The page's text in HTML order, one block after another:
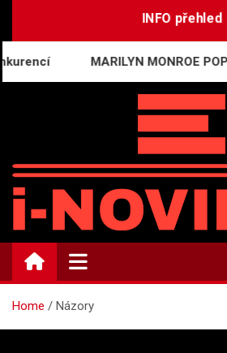
INFO přehled
MARILYN MONROE POPRVÉ NA
i-NOVINÁŘ
Mediální komunikace a press relations
Home Názory